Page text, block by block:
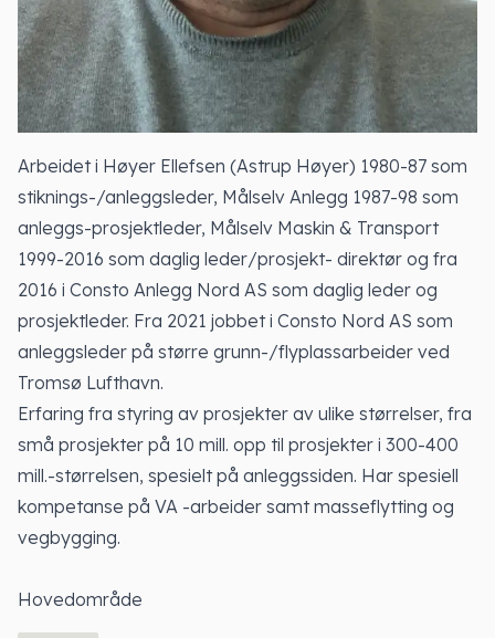
Arbeidet i Høyer Ellefsen (Astrup Høyer) 1980-87 som
stiknings-/anleggsleder, Målselv Anlegg 1987-98 som
anleggs-prosjektleder, Målselv Maskin & Transport
1999-2016 som daglig leder/prosjekt- direktør og fra
2016 i Consto Anlegg Nord AS som daglig leder og
prosjektleder. Fra 2021 jobbet i Consto Nord AS som
anleggsleder på større grunn-/flyplassarbeider ved
Tromsø Lufthavn.
Erfaring fra styring av prosjekter av ulike størrelser, fra
små prosjekter på 10 mill. opp til prosjekter i 300-400
mill.-størrelsen, spesielt på anleggssiden. Har spesiell
kompetanse på VA -arbeider samt masseflytting og
vegbygging.
Hovedområde